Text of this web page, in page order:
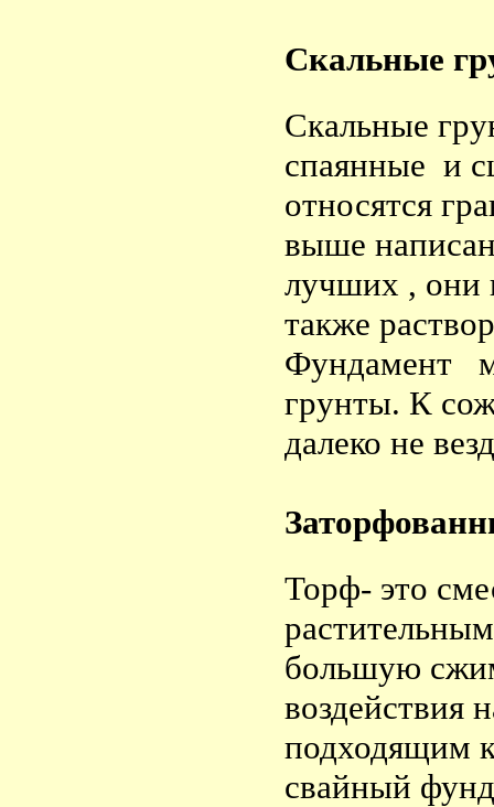
Скальные
Скальные
спаянные и
относятся
выше
лучших , они
также
Фундамент
грунты. К
далеко не
Торф- это
большую
воздействия
подходящим к
свайный